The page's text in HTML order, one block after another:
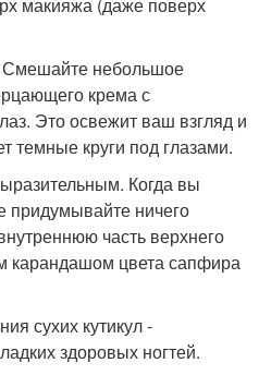
Смешайте небольшое
крема с
Это освежит ваш взгляд и
темные круги под глазами.
Когда вы
придумывайте ничего
часть верхнего
карандашом цвета сапфира
сухих кутикул -
здоровых ногтей.